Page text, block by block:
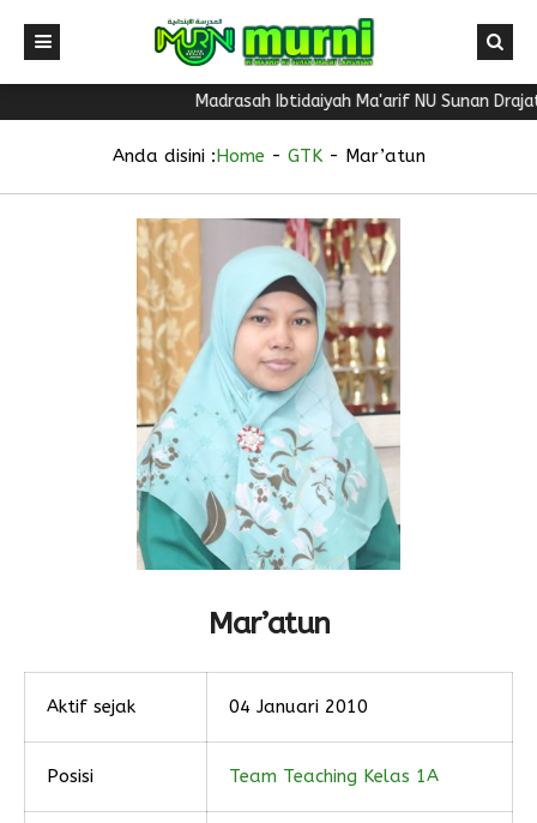
Madrasah Ibtidaiyah Ma'arif NU Sunan
Anda disini :Home - GTK- Mar’atun
Mar’atun
Aktif sejak 04 Januari 2010
Posisi Team Teaching Kelas 1A